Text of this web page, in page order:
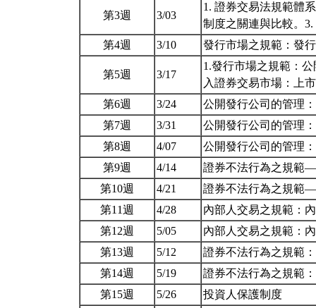
第3週 3/03
1. 證券交易法規範體
制度之關連與比較。
第4週
3/10 發行市場之規範：發
第5週 3/17
1.發行市場之規範：
入證券交易市場：上
第6週
3/24
公開發行公司的管理
第7週
3/31
公開發行公司的管理
第8週
4/07
公開發行公司的管理
第9週
4/14
證券不法行為之規範
第10週
4/21
證券不法行為之規範
第11週
4/28
內部人交易之規範：
第12週
5/05
內部人交易之規範：
第13週
5/12
證券不法行為之規範
第14週
5/19
證券不法行為之規範
第15週
5/26 投資人保護制度